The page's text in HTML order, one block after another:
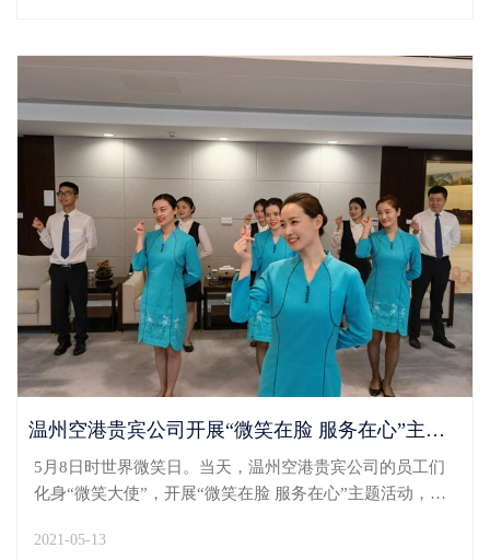
温州空港贵宾公司开展“微笑在脸 服务在心”主题活动
5月8日时世界微笑日。当天，温州空港贵宾公司的员工们
化身“微笑大使”，开展“微笑在脸 服务在心”主题活动，传
机楼头等1号、2号休息室和C7贵宾服务接待柜台前面广告
2021-05-13